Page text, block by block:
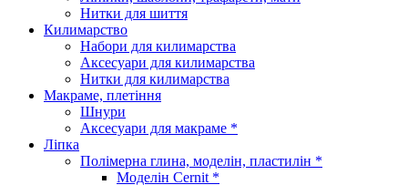
Нитки для шиття
Килимарство
Набори для килимарства
Аксесуари для килимарства
Нитки для килимарства
Макраме, плетіння
Шнури
Аксесуари для макраме *
Ліпка
Полімерна глина, моделін, пластилін *
Моделін Cernit *